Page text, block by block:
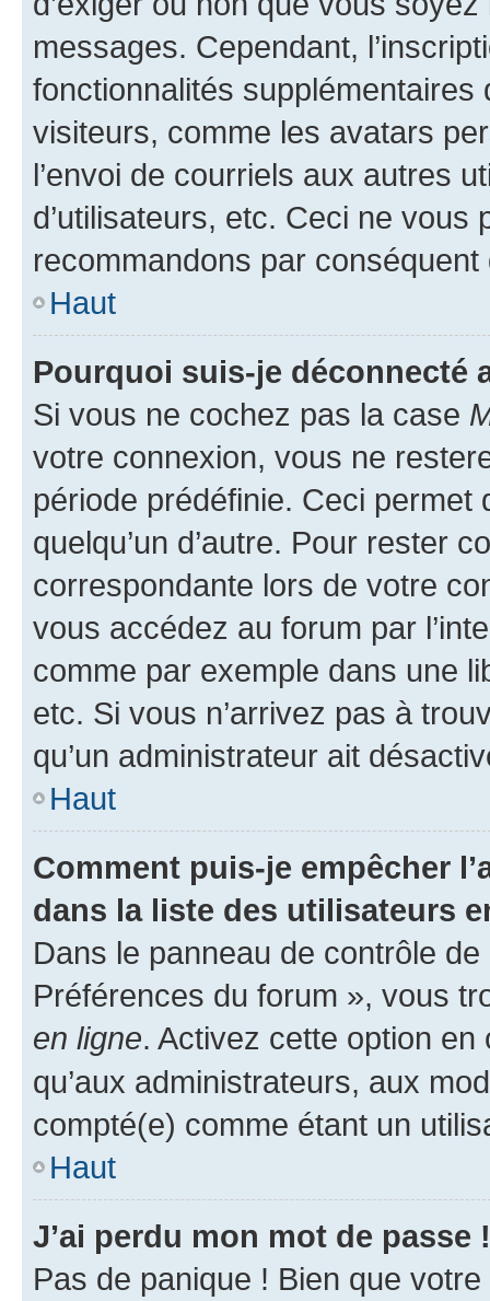
messages. Cependant,
fonctionnalités
visiteurs, comme les avatars
l’envoi de courriels aux autres
d’utilisateurs, etc. Ceci ne vous
recommandons par conséquent
Haut
Pourquoi suis-je déconnecté
Si vous ne cochez pas la case
votre connexion, vous ne
période prédéfinie. Ceci permet
quelqu’un d’autre. Pour rester
correspondante lors de votre
vous accédez au forum par
comme par exemple dans une
etc. Si vous n’arrivez pas à
qu’un administrateur ait
Haut
Comment puis-je empêcher
dans la liste des utilisateurs
Dans le panneau de contrôle
Préférences du forum », vous
en ligne. Activez cette option
qu’aux administrateurs, aux
compté(e) comme étant un
Haut
J’ai perdu mon mot de passe !
Pas de panique ! Bien que